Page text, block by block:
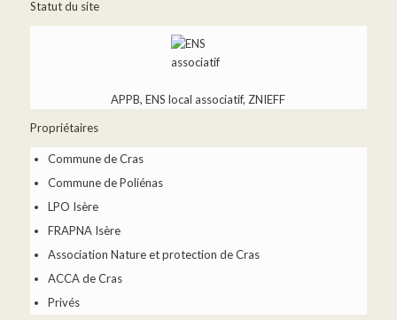
Statut du site
APPB, ENS local associatif, ZNIEFF
Propriétaires
Commune de Cras
Commune de Poliénas
LPO Isère
FRAPNA Isère
Association Nature et protection de Cras
ACCA de Cras
Privés